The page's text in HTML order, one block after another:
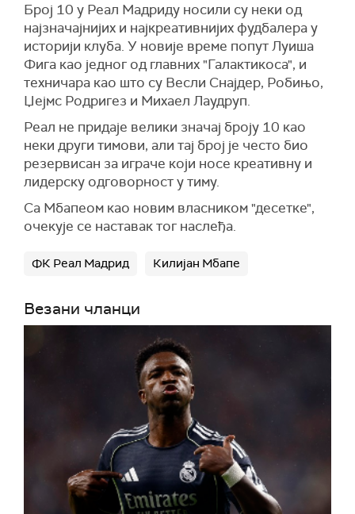
Број 10 у Реал Мадриду носили су неки од
најзначајнијих и најкреативнијих фудбалера у
историји клуба. У новије време попут Луиша
Фига као једног од главних "Галактикоса", и
техничара као што су Весли Снајдер, Робињо,
Џејмс Родригез и Михаел Лаудруп.
Реал не придаје велики значај броју 10 као
неки други тимови, али тај број је често био
резервисан за играче који носе креативну и
лидерску одговорност у тиму.
Са Мбапеом као новим власником "десетке",
очекује се наставак тог наслеђа.
ФК Реал Мадрид Килијан Мбапе
Везани чланци